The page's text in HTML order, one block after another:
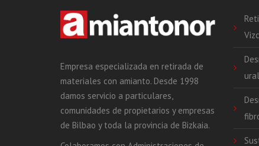
Empresa especializada en retirada de
materiales con amianto. Desde 1998
damos servicio a particulares,
comunidades de propietarios y empresas
de Bilbao y toda la provincia de Bizkaia.